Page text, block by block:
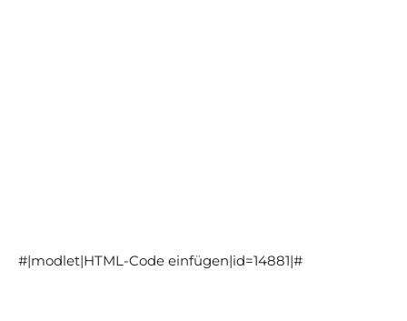
#|modlet|HTML-Code einfügen|id=14881|#